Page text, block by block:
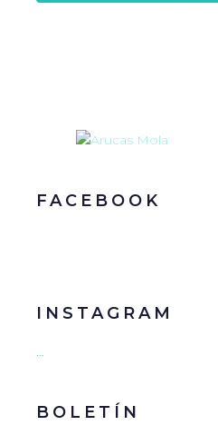
FACEBOOK
INSTAGRAM
…
BOLETÍN